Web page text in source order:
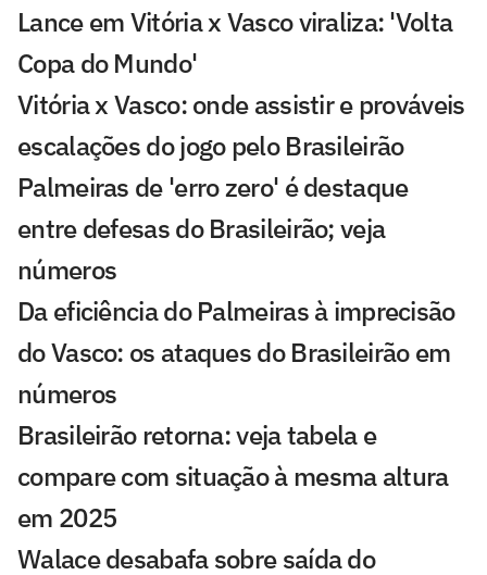
Lance em Vitória x Vasco viraliza: 'Volta
Copa do Mundo'
Vitória x Vasco: onde assistir e prováveis
escalações do jogo pelo Brasileirão
Palmeiras de 'erro zero' é destaque
entre defesas do Brasileirão; veja
números
Da eficiência do Palmeiras à imprecisão
do Vasco: os ataques do Brasileirão em
números
Brasileirão retorna: veja tabela e
compare com situação à mesma altura
em 2025
Walace desabafa sobre saída do